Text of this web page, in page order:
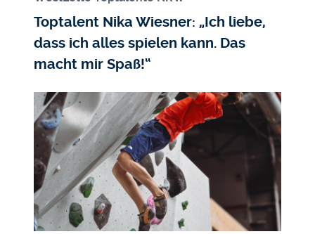
Toptalent Nika Wiesner: „Ich liebe,
dass ich alles spielen kann. Das
macht mir Spaß!“
Bildmedium
Bild